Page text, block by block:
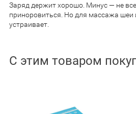
Заряд держит хорошо. Минус — не
приноровиться. Но для массажа шеи
устраивает.
С этим товаром